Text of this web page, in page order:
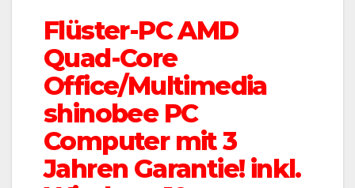
Flüster-PC AMD
Quad-Core
Office/Multimedia
shinobee PC
Computer mit 3
Jahren Garantie! inkl.